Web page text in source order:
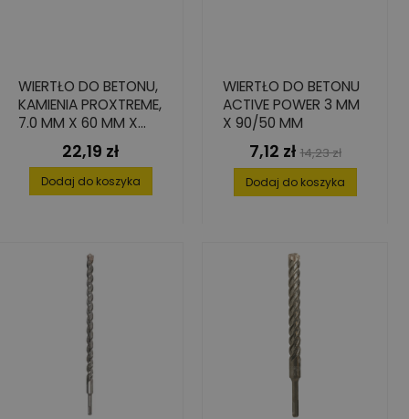
WIERTŁO DO BETONU,
KAMIENIA PROXTREME,
7.0 MM X 60 MM X
125 MMCena
22,19 zł
Dodaj do koszyka
WIERTŁO DO BETONU
ACTIVE POWER 3 MM
X 90/50 MM
Cena
7,12 zł Cena
podstawowa
14,23 zł
Dodaj do koszyka